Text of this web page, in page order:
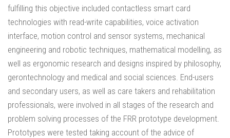
fulfilling this objective included contactless smart card
technologies with read-write capabilities, voice activation
interface, motion control and sensor systems, mechanical
engineering and robotic techniques, mathematical modelling, as
well as ergonomic research and designs inspired by philosophy,
gerontechnology and medical and social sciences. End-users
and secondary users, as well as care takers and rehabilitation
professionals, were involved in all stages of the research and
problem solving processes of the FRR prototype development.
Prototypes were tested taking account of the advice of